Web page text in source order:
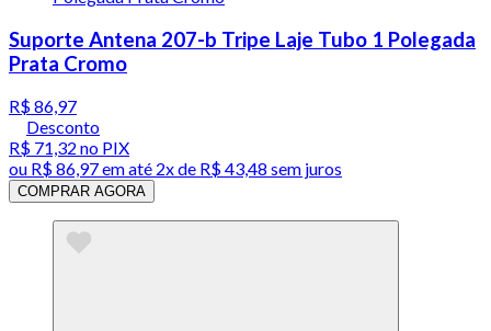
Suporte Antena 207-b Tripe Laje Tubo 1 Polegada
Prata Cromo
R$ 86,97
Desconto
R$ 71,32 no PIX
ou R$ 86,97em até 2x de R$ 43,48 sem juros
COMPRAR AGORA